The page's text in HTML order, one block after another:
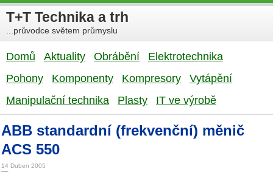
T+T Technika a trh
...průvodce světem průmyslu
Domů Aktuality Obrábění
Elektrotechnika
Pohony
Komponenty Kompresory
Vytápění
Manipulační technika
Plasty IT ve výrobě
ABB standardní (frekvenční) měnič
ACS 550
14 Duben 2005